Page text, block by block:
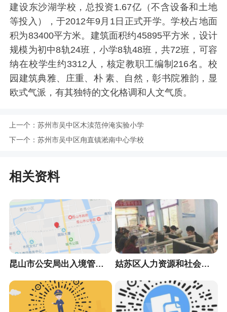
建设东沙湖学校，总投资1.67亿（不含设备和土地
等投入），于2012年9月1日正式开学。学校占地面
积为83400平方米。建筑面积约45895平方米，设计
规模为初中8轨24班，小学8轨48班，共72班，可容
纳在校学生约3312人，核定教职工编制216名。校
园建筑典雅、庄重、朴 素、自然，彰书院雅韵，显
欧式气派，有其独特的文化格调和人文气质。
上一个： 苏州市吴中区木渎范仲淹实验小学
下一个： 苏州市吴中区甪直镇淞南中心学校
相关资料
昆山市公安局出入境管理大队 姑苏区人力资源和社会保障局